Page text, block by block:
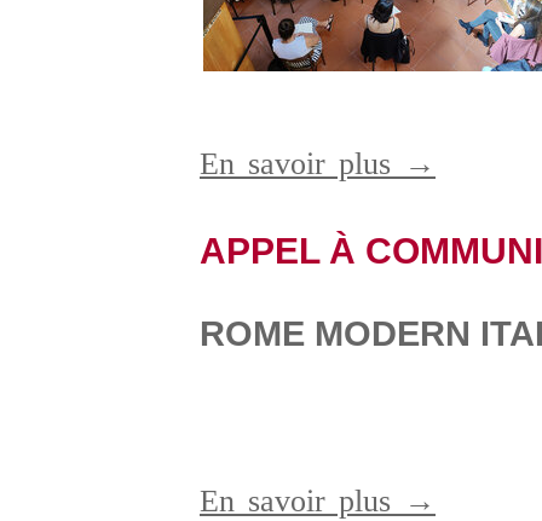
En savoir plus →
APPEL À
ROME MODERN
En savoir plus →